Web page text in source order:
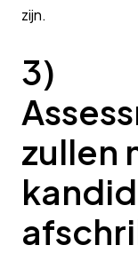
zijn.
3)
zullen